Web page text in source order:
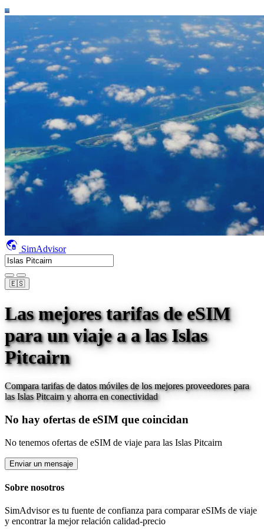
SimAdvisor
🇪🇸
Las mejores tarifas de eSIM
para un viaje aa las Islas
Pitcairn
Compara tarifas de datos móviles de los mejores proveedores para
las Islas Pitcairny ahorra en conectividad
No hay ofertas de eSIM que coincidan
No tenemos ofertas de eSIM de viaje para las Islas Pitcairn
Enviar un mensaje
Sobre nosotros
SimAdvisor es tu fuente de confianza para comparar eSIMs de viaje
y encontrar la mejor relación calidad-precio